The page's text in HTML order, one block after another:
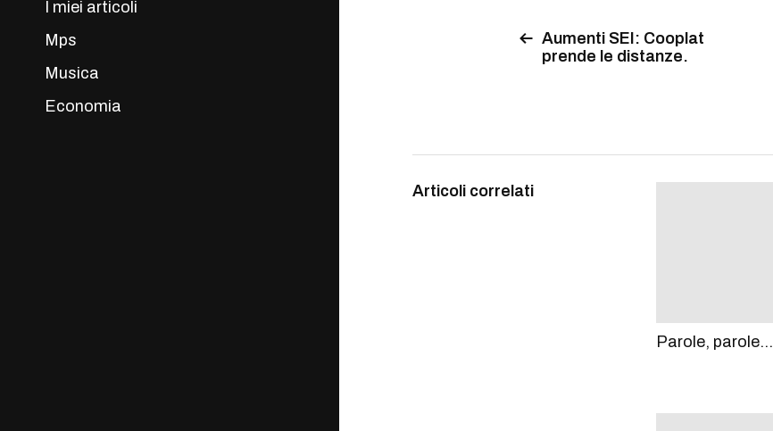
I miei articoli
Mps
Musica
Economia
Aumenti SEI: Cooplat
prende le distanze.
Articoli correlati
Parole, parole…